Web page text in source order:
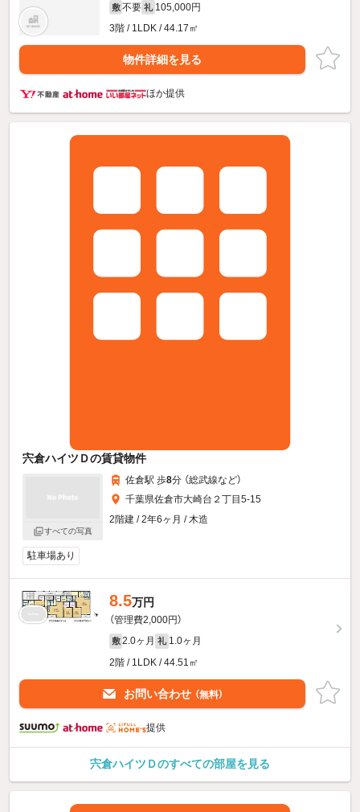
敷 不要 礼 105,000円
3階 / 1LDK / 44.17㎡
物件詳細を見る
ほか提供
宍倉ハイツＤの賃貸物件
すべての写真
佐倉駅 歩8分 （総武線など）
千葉県佐倉市大崎台２丁目5-15
2階建 / 2年6ヶ月 / 木造
駐車場あり
8.5万円
（管理費2,000円）
敷 2.0ヶ月 礼 1.0ヶ月
2階 / 1LDK / 44.51㎡
お問い合わせ （無料）
提供
宍倉ハイツＤのすべての部屋を見る